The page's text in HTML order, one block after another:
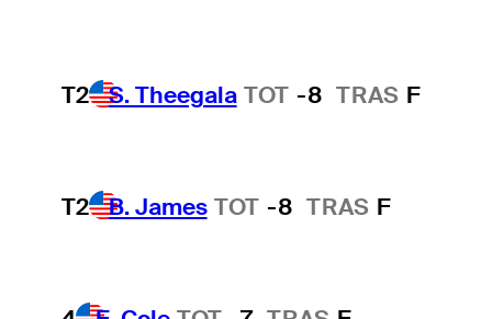
T2 S. Theegala TOT -8 TRAS F
T2 B. James TOT -8 TRAS F